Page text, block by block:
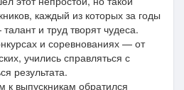
каждый из которых за годы
и труд творят чудеса.
и соревнованиях — от
учились справляться с
результата.
к выпускникам обратился